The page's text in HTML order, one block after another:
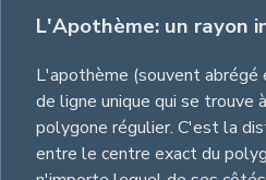
L'Apothème: un rayon
L'apothème (souvent
de ligne unique qui se trouve
polygone régulier. C'est la
entre le centre exact du